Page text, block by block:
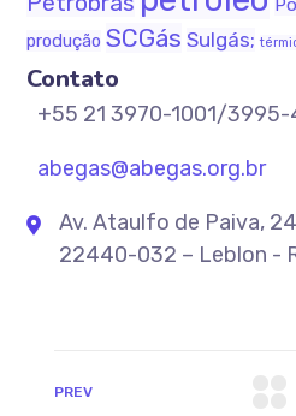
produção SCGás Sulgás;
Contato
+55 21 3970-1001/
abegas@abegas.org.br
Av. Ataulfo de Paiva,
22440-032 – Leblon -
PREV